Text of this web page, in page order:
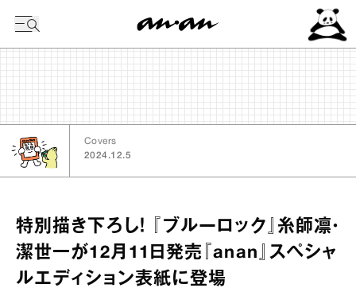
Covers
2024.12.5
特別描き下ろし！ 『ブルーロック』糸師凛・
潔世一が12月11日発売『anan』スペシャ
ルエディション表紙に登場